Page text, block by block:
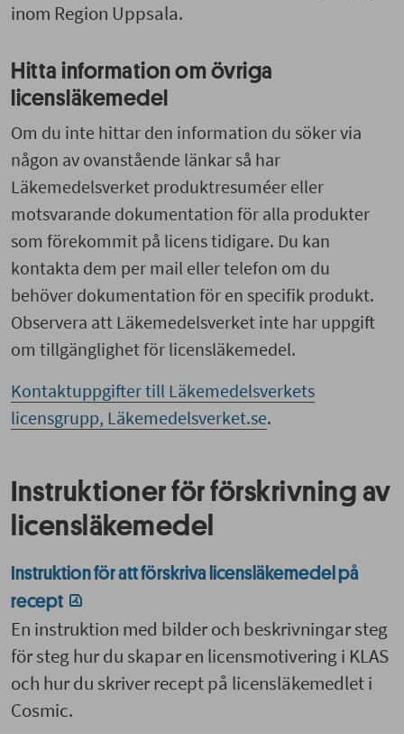
inom Region Uppsala.
Hitta information om övriga
licensläkemedel
Om du inte hittar den information du söker via
någon av ovanstående länkar så har
Läkemedelsverket produktresuméer eller
motsvarande dokumentation för alla produkter
som förekommit på licens tidigare. Du kan
kontakta dem per mail eller telefon om du
behöver dokumentation för en specifik produkt.
Observera att Läkemedelsverket inte har uppgift
om tillgänglighet för licensläkemedel.
Kontaktuppgifter till Läkemedelsverkets
licensgrupp, Läkemedelsverket.se.
Instruktioner för förskrivning av
licensläkemedel
Instruktion för att förskriva licensläkemedel på
recept
En instruktion med bilder och beskrivningar steg
för steg hur du skapar en licensmotivering i KLAS
och hur du skriver recept på licensläkemedlet i
Cosmic.